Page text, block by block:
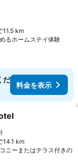
11.5 km
るホームステイ体験料金
だ
料金を表示
追加
14.1 km
ニーまたはテラス付きの